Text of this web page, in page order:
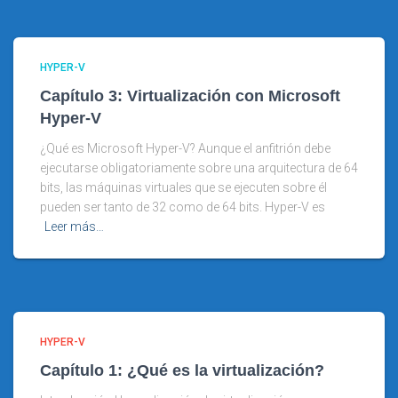
HYPER-V
Capítulo 3: Virtualización con Microsoft
Hyper-V
¿Qué es Microsoft Hyper-V? Aunque el anfitrión debe
ejecutarse obligatoriamente sobre una arquitectura de 64
bits, las máquinas virtuales que se ejecuten sobre él
pueden ser tanto de 32 como de 64 bits. Hyper-V es
Leer más…
HYPER-V
Capítulo 1: ¿Qué es la virtualización?